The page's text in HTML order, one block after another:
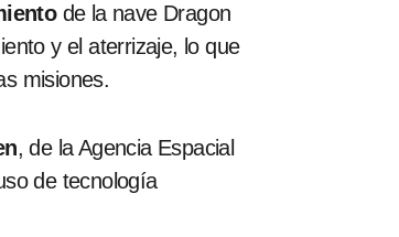
de la nave Dragon
y el aterrizaje, lo que
misiones.
, de la Agencia Espacial
de tecnología